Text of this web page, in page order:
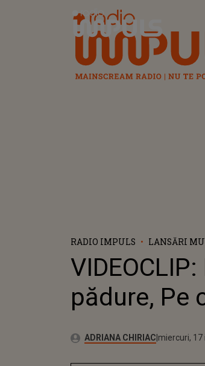
Radio Impuls
RADIO IMPULS LANSĂRI
pădure, Pe
Autor:ADRIANA CHIRIAC Publicat:
miercuri, 17